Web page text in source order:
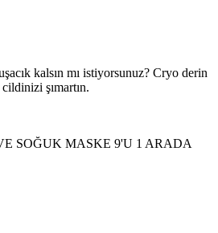
kalsın mı istiyorsunuz? Cryo derin
şımartın.
SOĞUK MASKE 9'U 1 ARADA